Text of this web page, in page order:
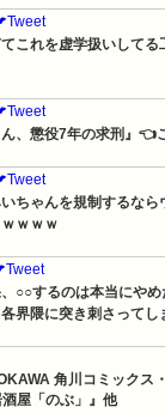
これを虚学扱いして
、懲役7年の求刑』👈
ちゃんを規制するな
ｗｗｗ
○○するのは本当にや
界隈に突き刺さってし
角川コミックス
屋「のぶ」』他